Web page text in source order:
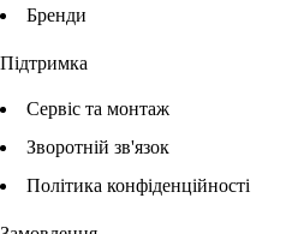
Бренди
Підтримка
Сервіс та монтаж
Зворотній зв'язок
Політика конфіденційності